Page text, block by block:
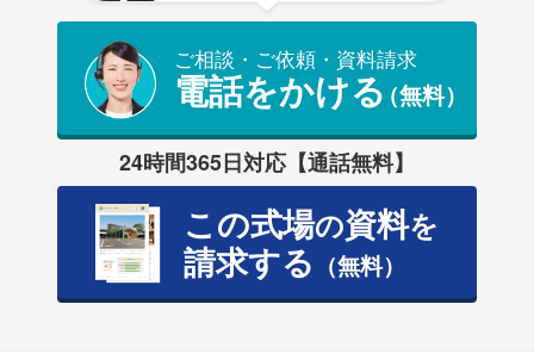
ご相談・ご依頼・資料請求
電話をかける（無料）
24時間365日対応【通話無料】
この式場の資料を
請求する （無料）